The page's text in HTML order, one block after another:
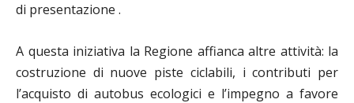
di presentazione .
A questa iniziativa la Regione affianca altre attività: la
costruzione di nuove piste ciclabili, i contributi per
l’acquisto di autobus ecologici e l’impegno a favore